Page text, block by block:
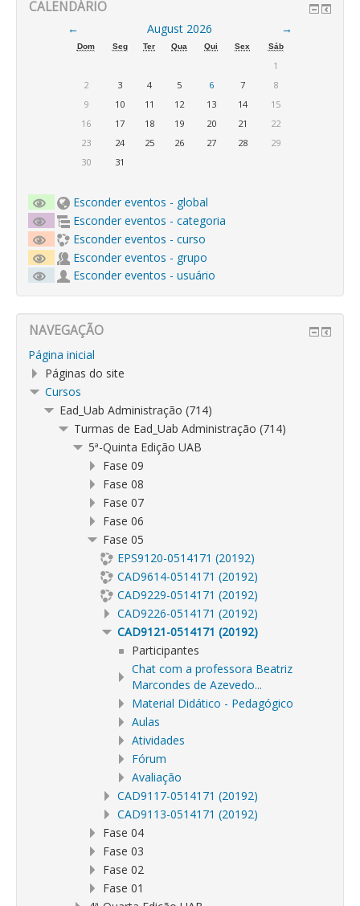
CALENDÁRIO
← August 2026 →
Dom Seg Ter Qua Qui Sex Sáb
1
2
3 4 5 6 7
8
9
10 11 12 13 14
15
16
17 18 19 20 21
22
23
24 25 26 27 28
29
30
31
Esconder eventos - global
Esconder eventos - categoria
Esconder eventos - curso
Esconder eventos - grupo
Esconder eventos - usuário
NAVEGAÇÃO
Página inicial
Páginas do site
Cursos
Ead_Uab Administração (714)
Turmas de Ead_Uab Administração (714)
5ª-Quinta Edição UAB
Fase 09
Fase 08
Fase 07
Fase 06
Fase 05
EPS9120-0514171 (20192)
CAD9614-0514171 (20192)
CAD9229-0514171 (20192)
CAD9226-0514171 (20192)
CAD9121-0514171 (20192)
Participantes
Chat com a professora Beatriz
Marcondes de Azevedo...
Material Didático - Pedagógico
Aulas
Atividades
Fórum
Avaliação
CAD9117-0514171 (20192)
CAD9113-0514171 (20192)
Fase 04
Fase 03
Fase 02
Fase 01